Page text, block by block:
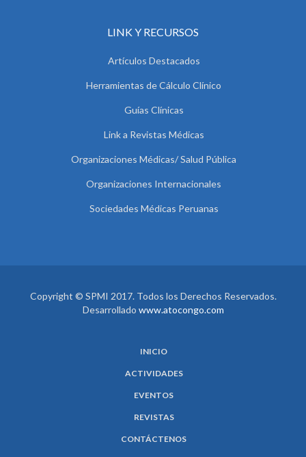
LINK Y RECURSOS
Artículos Destacados
Herramientas de Cálculo Clínico
Guías Clínicas
Link a Revistas Médicas
Organizaciones Médicas/ Salud Pública
Organizaciones Internacionales
Sociedades Médicas Peruanas
Copyright © SPMI 2017. Todos los Derechos Reservados.
Desarrollado www.atocongo.com
INICIO
ACTIVIDADES
EVENTOS
REVISTAS
CONTÁCTENOS